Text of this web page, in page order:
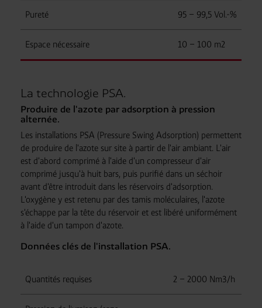
Pureté 95 – 99,5 Vol.-%
Espace nécessaire 10 – 100 m2
La technologie PSA.
Produire de l'azote par adsorption à pression
alternée.
Les installations PSA (Pressure Swing Adsorption) permettent
de produire de l'azote sur site à partir de l'air ambiant. L'air
est d'abord comprimé à l'aide d'un compresseur d'air
comprimé jusqu'à huit bars, puis purifié dans un séchoir
avant d'être introduit dans les réservoirs d'adsorption.
L'oxygène y est retenu par des tamis moléculaires, l'azote
s'échappe par la tête du réservoir et est libéré uniformément
à l'aide d'un tampon d'azote.
Données clés de l'installation PSA.
Quantités requises 2 – 2000 Nm3/h